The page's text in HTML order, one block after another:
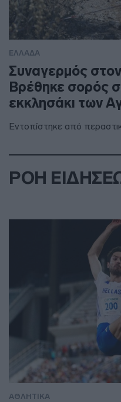
ΕΛΛΑΔΑ
Συναγερμός
Βρέθηκε σορός
εκκλησάκι των
Εντοπίστηκε από
ΡΟΗ
ΑΘΛΗΤΙΚΑ